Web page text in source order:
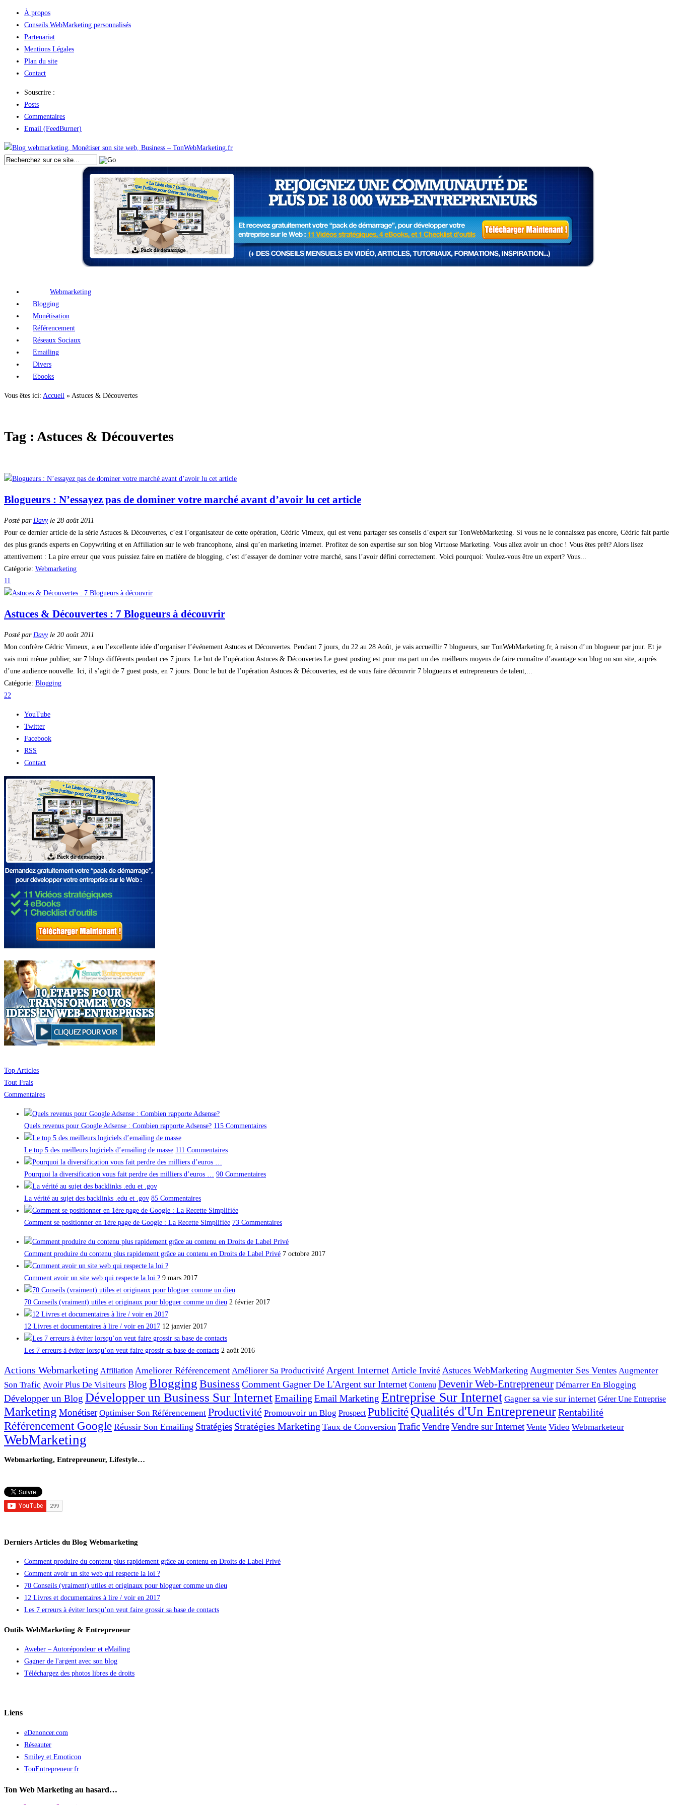
À propos
Conseils WebMarketing personnalisés
Partenariat
Mentions Légales
Plan du site
Contact
Souscrire :
Posts
Commentaires
Email (FeedBurner)
Webmarketing
Blogging
Monétisation
Référencement
Réseaux Sociaux
Emailing
Divers
Ebooks
Vous êtes ici: Accueil » Astuces & Découvertes
Tag : Astuces & Découvertes
Blogueurs : N’essayez pas de dominer votre marché avant d’avoir lu cet article
Posté par Davyle 28 août 2011
Pour ce dernier article de la série Astuces & Découvertes, c’est l’organisateur de cette opération, Cédric Vimeux, qui est venu partager ses conseils d’expert sur TonWebMarketing. Si vous ne le connaissez pas encore, Cédric fait partie
des plus grands experts en Copywriting et en Affiliation sur le web francophone, ainsi qu’en marketing internet. Profitez de son expertise sur son blog Virtuose Marketing. Vous allez avoir un choc ! Vous êtes prêt? Alors lisez
attentivement : La pire erreur que vous puissiez faire en matière de blogging, c’est d’essayer de dominer votre marché, sans l’avoir défini correctement. Voici pourquoi: Voulez-vous être un expert? Vous...
Catégorie: Webmarketing
11
Astuces & Découvertes : 7 Blogueurs à découvrir
Posté par Davyle 20 août 2011
Mon confrère Cédric Vimeux, a eu l’excellente idée d’organiser l’événement Astuces et Découvertes. Pendant 7 jours, du 22 au 28 Août, je vais accueillir 7 blogueurs, sur TonWebMarketing.fr, à raison d’un blogueur par jour. Et je
vais moi même publier, sur 7 blogs différents pendant ces 7 jours. Le but de l’opération Astuces & Découvertes Le guest posting est pour ma part un des meilleurs moyens de faire connaître d’avantage son blog ou son site, auprès
d’une audience nouvelle. Ici, il s’agit de 7 guest posts, en 7 jours. Donc le but de l’opération Astuces & Découvertes, est de vous faire découvrir 7 blogueurs et entrepreneurs de talent,...
Catégorie: Blogging
22
YouTube
Twitter
Facebook
RSS
Contact
Top Articles
Tout Frais
Commentaires
Quels revenus pour Google Adsense : Combien rapporte Adsense? 115 Commentaires
Le top 5 des meilleurs logiciels d’emailing de masse 111 Commentaires
Pourquoi la diversification vous fait perdre des milliers d’euros … 90 Commentaires
La vérité au sujet des backlinks .edu et .gov 85 Commentaires
Comment se positionner en 1ère page de Google : La Recette Simplifiée 73 Commentaires
Comment produire du contenu plus rapidement grâce au contenu en Droits de Label Privé 7 octobre 2017
Comment avoir un site web qui respecte la loi ? 9 mars 2017
70 Conseils (vraiment) utiles et originaux pour bloguer comme un dieu 2 février 2017
12 Livres et documentaires à lire / voir en 2017 12 janvier 2017
Les 7 erreurs à éviter lorsqu’on veut faire grossir sa base de contacts 2 août 2016
Actions Webmarketing Affiliation Ameliorer Référencement Améliorer Sa Productivité Argent Internet Article Invité Astuces WebMarketing Augmenter Ses Ventes Augmenter
Son Trafic Avoir Plus De Visiteurs Blog Blogging Business Comment Gagner De L'Argent sur Internet Contenu Devenir Web-Entrepreneur Démarrer En Blogging
Développer un Blog Développer un Business Sur InternetEmailing Email Marketing Entreprise Sur Internet Gagner sa vie sur internet Gérer Une Entreprise
Marketing Monétiser Optimiser Son Référencement Productivité Promouvoir un Blog Prospect PublicitéQualités d'Un EntrepreneurRentabilité
Référencement Google Réussir Son Emailing Stratégies Stratégies Marketing Taux de Conversion TraficVendre Vendre sur Internet Vente Video Webmarketeur
WebMarketing
Webmarketing, Entrepreuneur, Lifestyle…
Derniers Articles du Blog Webmarketing
Comment produire du contenu plus rapidement grâce au contenu en Droits de Label Privé
Comment avoir un site web qui respecte la loi ?
70 Conseils (vraiment) utiles et originaux pour bloguer comme un dieu
12 Livres et documentaires à lire / voir en 2017
Les 7 erreurs à éviter lorsqu’on veut faire grossir sa base de contacts
Outils WebMarketing & Entrepreneur
Aweber – Autorépondeur et eMailing
Gagner de l'argent avec son blog
Téléchargez des photos libres de droits
Liens
eDenoncer.com
Réseauter
Smiley et Emoticon
TonEntrepreneur.fr
Ton Web Marketing au hasard…